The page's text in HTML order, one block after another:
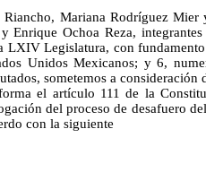
Mariana Rodríguez
Enrique Ochoa Reza,
LXIV Legislatura, con
Unidos Mexicanos; y 6,
sometemos a
el artículo 111 de la
del proceso de desafuero
con la siguiente